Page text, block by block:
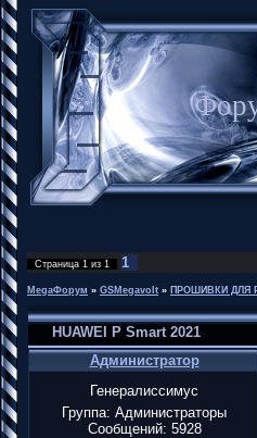
Страница 1 из 1 1
MegaФорум » GSMegavolt » ПРОШИВКИ ДЛЯ
HUAWEI P Smart 2021
Администратор
Генералиссимус
Группа: Администраторы
Сообщений: 5928